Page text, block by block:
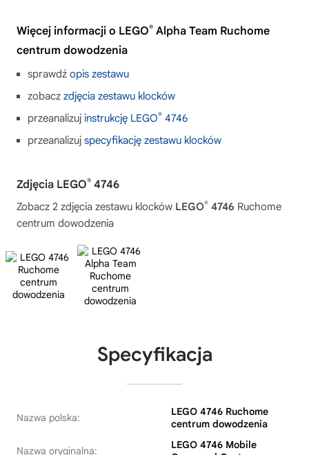
Więcej informacji o LEGO® Alpha Team Ruchome
centrum dowodzenia
sprawdź opis zestawu
zobacz zdjęcia zestawu klocków
przeanalizuj instrukcję LEGO® 4746
przeanalizuj specyfikację zestawu klocków
Zdjęcia LEGO® 4746
Zobacz 2 zdjęcia zestawu klocków LEGO® 4746 Ruchome
centrum dowodzenia
Specyfikacja
Nazwa polska:
LEGO 4746 Ruchome
centrum dowodzenia
Nazwa oryginalna:
LEGO 4746 Mobile